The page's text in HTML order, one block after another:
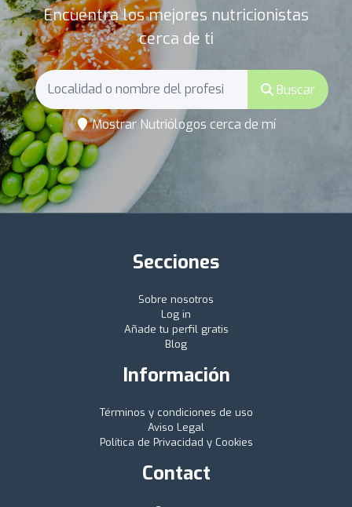
Encuentra los mejores nutricionistas
cerca de ti
Buscar
Mostrar Nutriólogos cerca de mí
Secciones
Sobre nosotros
Log in
Añade tu perfil gratis
Blog
Información
Términos y condiciones de uso
Aviso Legal
Política de Privacidad y Cookies
Contact